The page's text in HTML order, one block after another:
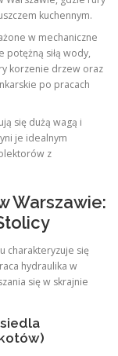
kuchennym.
w mechaniczne
potężną siłą wody,
korzenie drzew oraz
po pracach
się dużą wagą i
je idealnym
z
Warszawie:
charakteryzuje się
hydraulika w
się w skrajnie